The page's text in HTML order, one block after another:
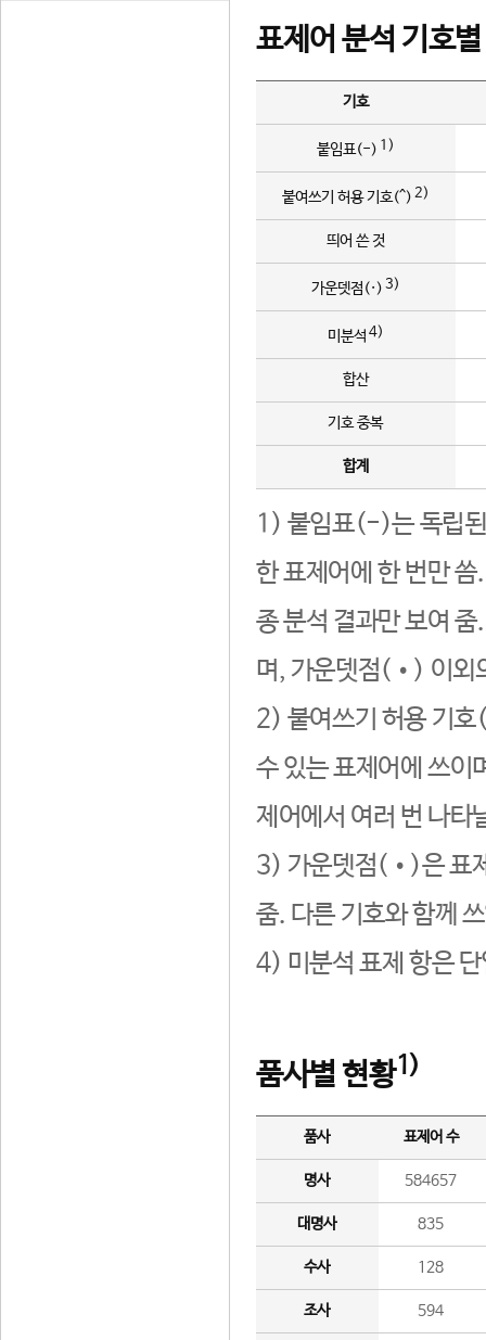
표제어 분석 기호
기호
붙임표(-) 1)
붙여쓰기 허용 기호(^) 2)
띄어 쓴 것
가운뎃점(·) 3)
미분석 4)
합산
기호 중복
합계
1) 붙임표(-)는 독립된
한 표제어에 한 번만
종 분석 결과만 보여
며, 가운뎃점(•) 이외
2) 붙여쓰기 허용 기호
수 있는 표제어에 쓰이
제어에서 여러 번 나타
3) 가운뎃점(•)은 표
줌. 다른 기호와 함께
4) 미분석 표제 항은
품사별 현황1)
품사 표제어 수
명사 584657
대명사 835
수사 128
조사 594